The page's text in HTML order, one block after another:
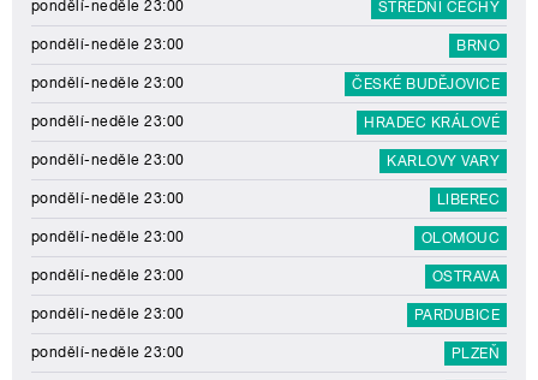
pondělí-neděle 23:00 STŘEDNÍ ČECHY
pondělí-neděle 23:00 BRNO
pondělí-neděle 23:00 ČESKÉ BUDĚJOVICE
pondělí-neděle 23:00 HRADEC KRÁLOVÉ
pondělí-neděle 23:00 KARLOVY VARY
pondělí-neděle 23:00 LIBEREC
pondělí-neděle 23:00 OLOMOUC
pondělí-neděle 23:00 OSTRAVA
pondělí-neděle 23:00 PARDUBICE
pondělí-neděle 23:00 PLZEŇ